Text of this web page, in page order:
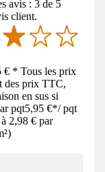
avis : 3 de 5
client.
* Tous les prix
des prix TTC,
en sus si
pqt5,95 €*/ pqt
2,98 € par
)